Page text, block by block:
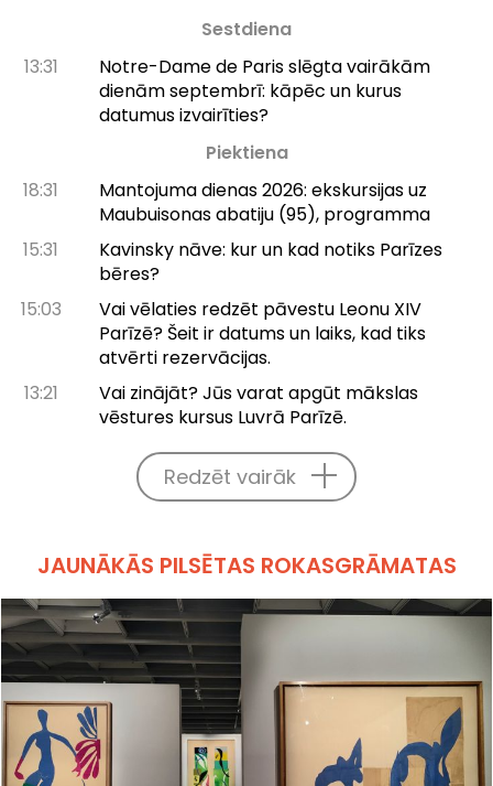
Sestdiena
13:31
Notre-Dame de Paris slēgta vairākām
dienām septembrī: kāpēc un kurus
datumus izvairīties?
Piektiena
18:31
Mantojuma dienas 2026: ekskursijas uz
Maubuisonas abatiju (95), programma
15:31
Kavinsky nāve: kur un kad notiks Parīzes
bēres?
15:03
Vai vēlaties redzēt pāvestu Leonu XIV
Parīzē? Šeit ir datums un laiks, kad tiks
atvērti rezervācijas.
13:21
Vai zinājāt? Jūs varat apgūt mākslas
vēstures kursus Luvrā Parīzē.
Redzēt vairāk
JAUNĀKĀS PILSĒTAS ROKASGRĀMATAS